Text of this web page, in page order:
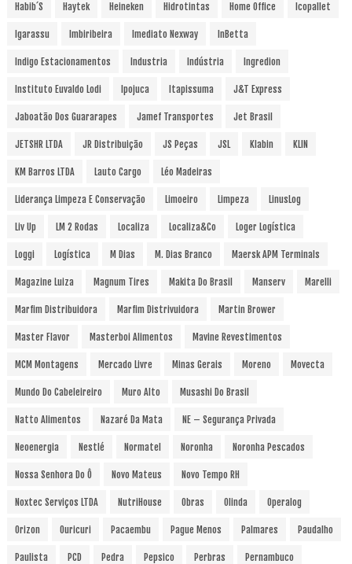
Habib´s Haytek Heineken Hidrotintas Home Office Icopallet
Igarassu Imbiribeira Imediato Nexway InBetta
Indigo Estacionamentos Industria Indústria Ingredion
Instituto Euvaldo Lodi Ipojuca Itapissuma J&T Express
Jaboatão Dos Guararapes Jamef Transportes Jet Brasil
JETSHR LTDA JR Distribuição JS Peças JSL Klabin KLIN
KM Barros LTDA Lauto Cargo Léo Madeiras
Liderança Limpeza E Conservação Limoeiro Limpeza LinusLog
Liv Up LM 2 Rodas Localiza Localiza&Co Loger Logística
Loggi Logística M Dias M. Dias Branco Maersk APM Terminals
Magazine Luiza Magnum Tires Makita Do Brasil Manserv Marelli
Marfim Distribuidora Marfim Distrivuidora Martin Brower
Master Flavor Masterboi Alimentos Mavine Revestimentos
MCM Montagens Mercado Livre Minas Gerais Moreno Movecta
Mundo Do Cabeleireiro Muro Alto Musashi Do Brasil
Natto Alimentos Nazaré Da Mata NE – Segurança Privada
Neoenergia Nestlé Normatel Noronha Noronha Pescados
Nossa Senhora Do Ô Novo Mateus Novo Tempo RH
Noxtec Serviços LTDA NutriHouse Obras Olinda Operalog
Orizon Ouricuri Pacaembu Pague Menos Palmares Paudalho
Paulista PCD Pedra Pepsico Perbras Pernambuco